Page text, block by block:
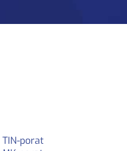
TIN-porat